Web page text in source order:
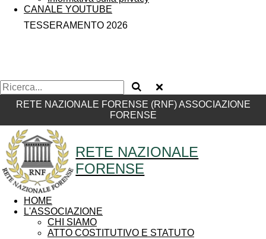
CANALE YOUTUBE
TESSERAMENTO 2026
RETE NAZIONALE FORENSE (RNF) ASSOCIAZIONE
FORENSE
RETE NAZIONALE
FORENSE
HOME
L'ASSOCIAZIONE
CHI SIAMO
ATTO COSTITUTIVO E STATUTO